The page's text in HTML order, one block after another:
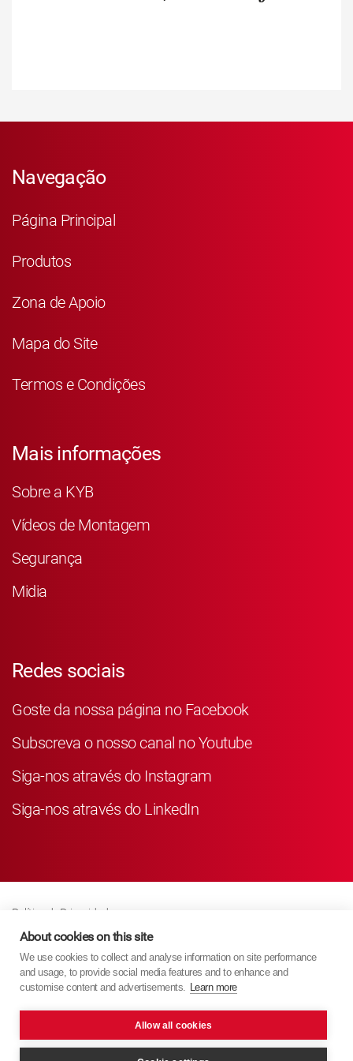
Navegação
Página Principal
Produtos
Zona de Apoio
Mapa do Site
Termos e Condições
Mais informações
Sobre a KYB
Vídeos de Montagem
Segurança
Midia
Redes sociais
Goste da nossa página no Facebook
Subscreva o nosso canal no Youtube
Siga-nos através do Instagram
Siga-nos através do LinkedIn
Política de Privacidade
Business Partner Privacy
Política de Cookies
Modern Slavery Act Policy
About cookies on this site
We use cookies to collect and analyse information on site performance
and usage, to provide social media features and to enhance and
customise content and advertisements. Learn more
Allow all cookies